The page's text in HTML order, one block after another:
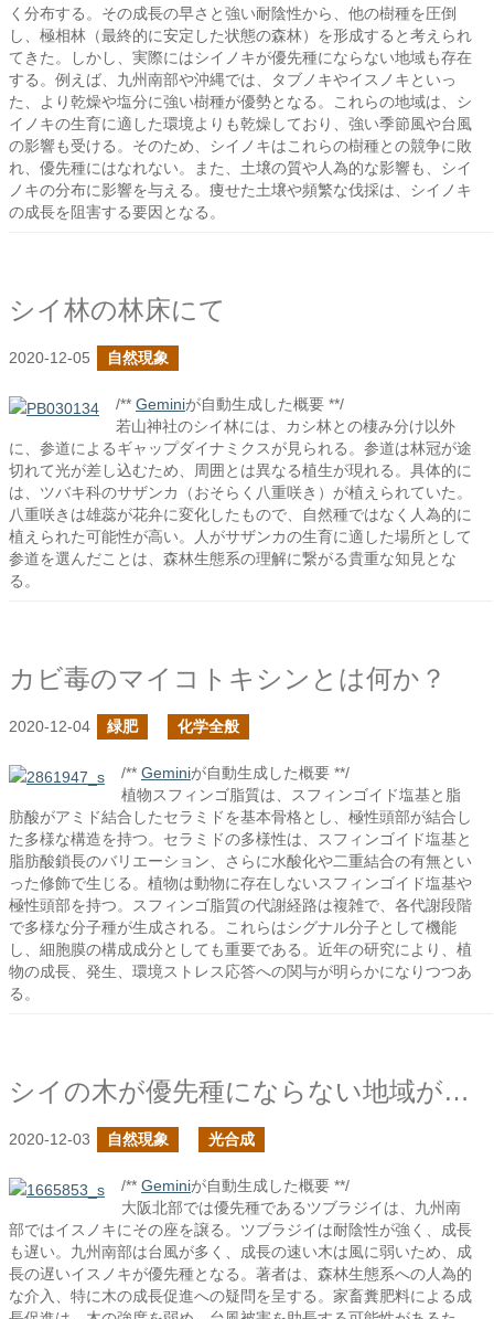
く分布する。その成長の早さと強い耐陰性から、他の樹種を圧倒
し、極相林（最終的に安定した状態の森林）を形成すると考えられ
てきた。しかし、実際にはシイノキが優先種にならない地域も存在
する。例えば、九州南部や沖縄では、タブノキやイスノキといっ
た、より乾燥や塩分に強い樹種が優勢となる。これらの地域は、シ
イノキの生育に適した環境よりも乾燥しており、強い季節風や台風
の影響も受ける。そのため、シイノキはこれらの樹種との競争に敗
れ、優先種にはなれない。また、土壌の質や人為的な影響も、シイ
ノキの分布に影響を与える。痩せた土壌や頻繁な伐採は、シイノキ
の成長を阻害する要因となる。
シイ林の林床にて
2020-12-05 自然現象
/** Geminiが自動生成した概要 **/
若山神社のシイ林には、カシ林との棲み分け以外
に、参道によるギャップダイナミクスが見られる。参道は林冠が途
切れて光が差し込むため、周囲とは異なる植生が現れる。具体的に
は、ツバキ科のサザンカ（おそらく八重咲き）が植えられていた。
八重咲きは雄蕊が花弁に変化したもので、自然種ではなく人為的に
植えられた可能性が高い。人がサザンカの生育に適した場所として
参道を選んだことは、森林生態系の理解に繋がる貴重な知見とな
る。
カビ毒のマイコトキシンとは何か？
2020-12-04 緑肥 化学全般
/** Geminiが自動生成した概要 **/
植物スフィンゴ脂質は、スフィンゴイド塩基と脂
肪酸がアミド結合したセラミドを基本骨格とし、極性頭部が結合し
た多様な構造を持つ。セラミドの多様性は、スフィンゴイド塩基と
脂肪酸鎖長のバリエーション、さらに水酸化や二重結合の有無とい
った修飾で生じる。植物は動物に存在しないスフィンゴイド塩基や
極性頭部を持つ。スフィンゴ脂質の代謝経路は複雑で、各代謝段階
で多様な分子種が生成される。これらはシグナル分子として機能
し、細胞膜の構成成分としても重要である。近年の研究により、植
物の成長、発生、環境ストレス応答への関与が明らかになりつつあ
る。
シイの木が優先種にならない地域があるらしい
2020-12-03 自然現象 光合成
/** Geminiが自動生成した概要 **/
大阪北部では優先種であるツブラジイは、九州南
部ではイスノキにその座を譲る。ツブラジイは耐陰性が強く、成長
も遅い。九州南部は台風が多く、成長の速い木は風に弱いため、成
長の遅いイスノキが優先種となる。著者は、森林生態系への人為的
な介入、特に木の成長促進への疑問を呈する。家畜糞肥料による成